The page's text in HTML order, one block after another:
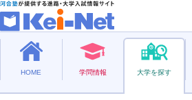
HOME 学問情報 大学を探す